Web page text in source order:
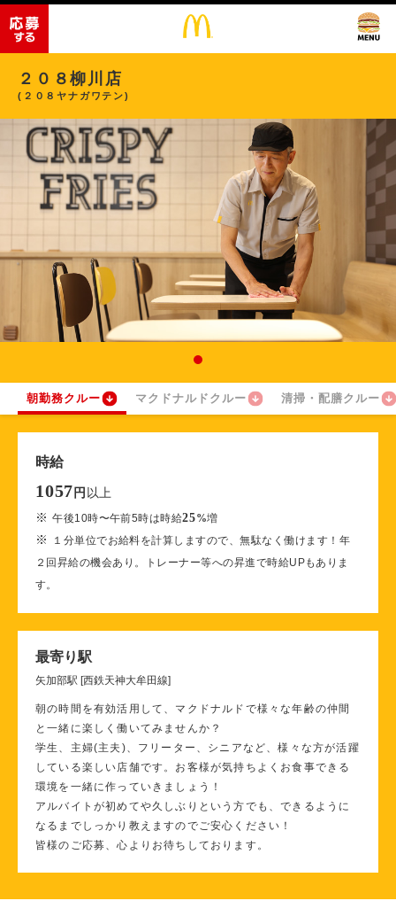
２０８柳川店
(２０８ヤナガワテン)
朝勤務クルー マクドナルドクルー 清掃・配膳クルー
時給
1057 円 以上
※午後10時〜午前5時は時給25%増
※
１分単位でお給料を計算しますので、無駄なく働けます！年
２回昇給の機会あり。トレーナー等への昇進で時給UPもありま
す。
最寄り駅
矢加部駅 [西鉄天神大牟田線]
朝の時間を有効活用して、マクドナルドで様々な年齢の仲間
と一緒に楽しく働いてみませんか？
学生、主婦(主夫)、フリーター、シニアなど、様々な方が活躍
している楽しい店舗です。お客様が気持ちよくお食事できる
環境を一緒に作っていきましょう！
アルバイトが初めてや久しぶりという方でも、できるように
なるまでしっかり教えますのでご安心ください！
皆様のご応募、心よりお待ちしております。